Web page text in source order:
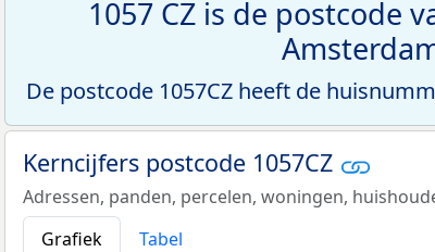
1057 CZ is de postcode
De postcode 1057CZ heeft de
Kerncijfers postcode 1057CZ
Adressen, panden, percelen, woningen,
Grafiek
Tabel